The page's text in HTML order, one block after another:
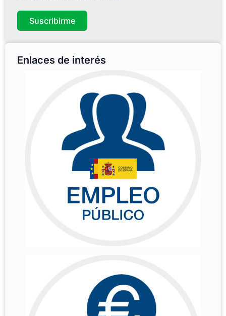
Suscribirme
Enlaces de interés